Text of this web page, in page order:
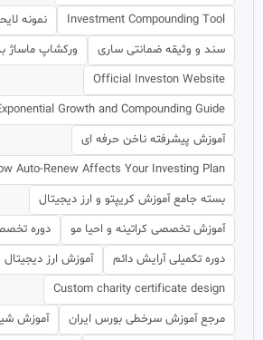
Investment Compounding Tool
نمونه
سند و وثیقه ضمانتی ساری
ورکشاپ ماساژ
Official Investon Website
Growth and Compounding Guide
آموزش پیشرفته ناخن حرفه ای
Auto-Renew Affects Your Investing Plan
بسته جامع آموزش کریپتو و ارز دیجیتال
آموزش تخصصی کراتینه و احیا مو
دوره
دوره تکمیلی آرایش دائم
آموزش ارز دیجیتال
Custom charity certificate design
مرجع آموزش سرخطی بورس ایران
آموزش